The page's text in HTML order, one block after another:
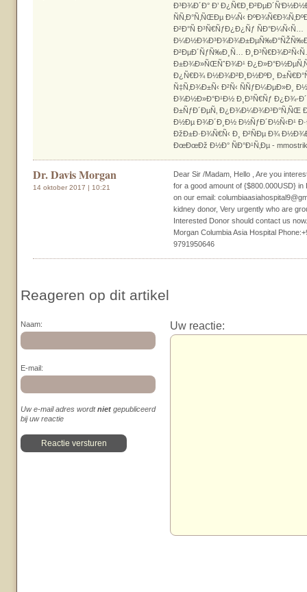
Ð³Ð¾Ð´Ð° Ð’
ÑÑ‚Ð°Ñ‚ÑŒÐµ Ð¼Ñ‹
Ð²Ð°Ñ Ð³Ñ€ÑƒÐ¿Ð¿Ñƒ ÑÐ°Ð¼Ñ‹Ñ…
Ð²ÐµÐ´ÑƒÑ‰Ð¸Ñ…
Ð±Ð¾Ð»ÑŒÑˆÐ¾Ð¹
Ð¿Ñ€Ð¾ Ð½Ð¾Ð²Ð¸Ð½ÐºÐ¸
Ñ‡Ñ‚Ð¾Ð±Ñ‹ Ð²Ñ‹ ÑÑƒÐ¼ÐµÐ»Ð¸
Ð¾Ð½Ð»Ð°Ð¹Ð½ Ð¸Ð³Ñ€Ñƒ Ð¿Ð¾-
Ð±ÑƒÐ´ÐµÑ‚ Ð¿Ð¾Ð¼Ð¾Ð³Ð°Ñ‚ÑŒ
Ð½Ðµ Ð¾Ð´Ð¸Ð½ Ð½ÑƒÐ´Ð½Ñ‹Ð¹
ÐžÐ±Ð·Ð¾Ñ€Ñ‹ Ð¸ Ð²ÑÐµ Ð¾
ÐœÐœÐž Ð½Ð° ÑÐ°Ð¹Ñ‚Ðµ -
Dr. Davis Morgan
14 oktober 2017 | 10:21
Dear Sir /Madam, Hello , Are you
for a good amount of {$800.000USD}
on our email:
kidney donor, Very urgently who are
Interested Donor should contact us
Morgan Columbia Asia Hospital
9791950646
Reageren op dit artikel
Naam:
E-mail:
Uw e-mail adres wordtniet gepubliceerd
bij uw reactie
Uw reactie: